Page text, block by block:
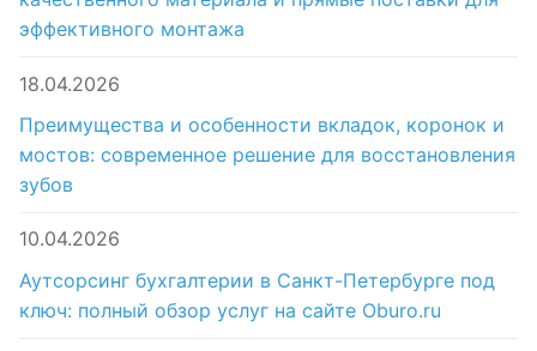
эффективного монтажа
18.04.2026
Преимущества и особенности вкладок, коронок и
мостов: современное решение для восстановления
зубов
10.04.2026
Аутсорсинг бухгалтерии в Санкт-Петербурге под
ключ: полный обзор услуг на сайте Oburo.ru